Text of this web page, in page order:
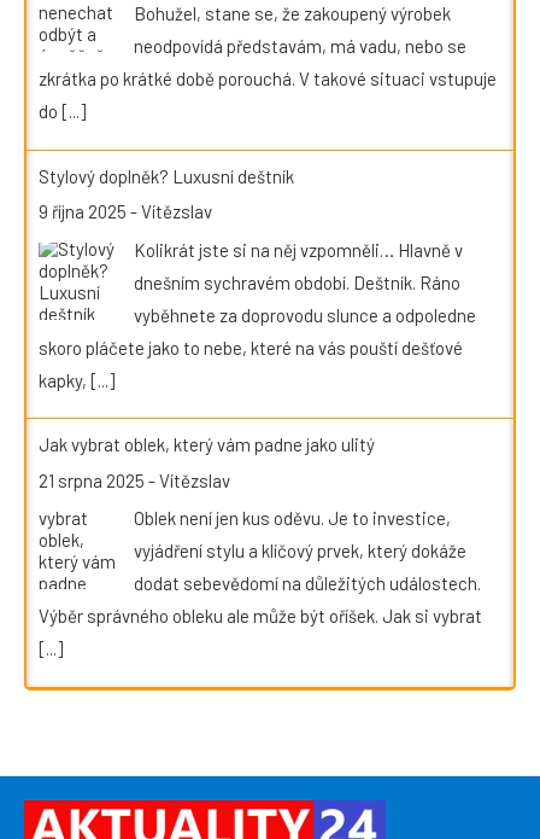
Bohužel, stane se, že zakoupený výrobek
neodpovídá představám, má vadu, nebo se
zkrátka po krátké době porouchá. V takové situaci vstupuje
do [...]
Stylový doplněk? Luxusní deštník
9 října 2025 -Vítězslav
Kolikrát jste si na něj vzpomněli… Hlavně v
dnešním sychravém období. Deštník. Ráno
vyběhnete za doprovodu slunce a odpoledne
skoro pláčete jako to nebe, které na vás pouští dešťové
kapky, [...]
Jak vybrat oblek, který vám padne jako ulitý
21 srpna 2025 -Vítězslav
Oblek není jen kus oděvu. Je to investice,
vyjádření stylu a klíčový prvek, který dokáže
dodat sebevědomí na důležitých událostech.
Výběr správného obleku ale může být oříšek. Jak si vybrat
[...]